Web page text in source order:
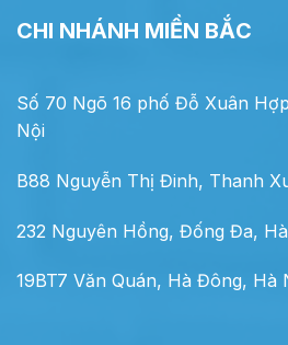
CHI NHÁNH MIỀN BẮC
Số 70 Ngõ 16 phố Đỗ Xuân
Nội
B88 Nguyễn Thị Đinh, Thanh
232 Nguyên Hồng, Đống Đa,
19BT7 Văn Quán, Hà Đông, Hà